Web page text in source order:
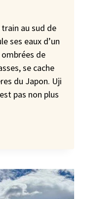
au sud de
ses eaux d’un
de
se cache
du Japon. Uji
pas non plus